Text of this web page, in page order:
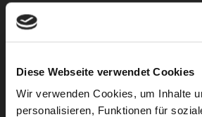
Diese Webseite verwendet Cookies
Wir verwenden Cookies, um Inhalte
personalisieren, Funktionen für
UNSERE